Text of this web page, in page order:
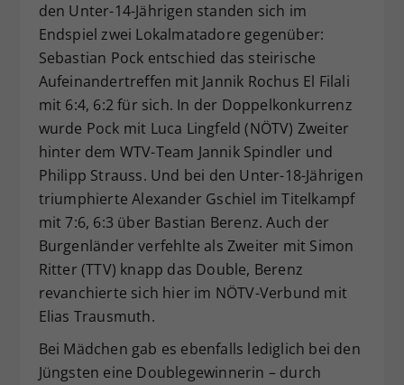
den Unter-14-Jährigen standen sich im
Endspiel zwei Lokalmatadore gegenüber:
Sebastian Pock entschied das steirische
Aufeinandertreffen mit Jannik Rochus El Filali
mit 6:4, 6:2 für sich. In der Doppelkonkurrenz
wurde Pock mit Luca Lingfeld (NÖTV) Zweiter
hinter dem WTV-Team Jannik Spindler und
Philipp Strauss. Und bei den Unter-18-Jährigen
triumphierte Alexander Gschiel im Titelkampf
mit 7:6, 6:3 über Bastian Berenz. Auch der
Burgenländer verfehlte als Zweiter mit Simon
Ritter (TTV) knapp das Double, Berenz
revanchierte sich hier im NÖTV-Verbund mit
Elias Trausmuth.
Bei Mädchen gab es ebenfalls lediglich bei den
Jüngsten eine Doublegewinnerin – durch